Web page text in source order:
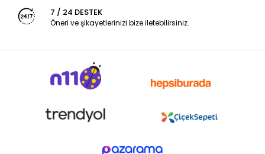
7 / 24 DESTEK
Öneri ve şikayetlerinizi bize iletebilirsiniz.